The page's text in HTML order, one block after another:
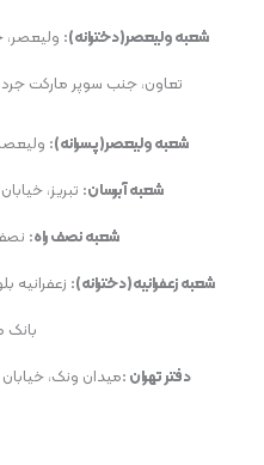
شعبه ولیعصر(دخترانه):
تعاون، جنب سوپر مارکت جردن، پلاک ۳۳،
شعبه ولیعصر(پسرانه):
شعبه آبرسان: تبریز،
شعبه نصف راه:
شعبه زعفرانیه(دخترانه): زعفرانیه
بانک
دفتر تهران :میدان ونک، خیابان